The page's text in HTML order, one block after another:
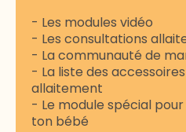
- Les modules vidéo
- Les consultations
- La communauté de
- La liste des
allaitement
- Le module spécial
ton bébé